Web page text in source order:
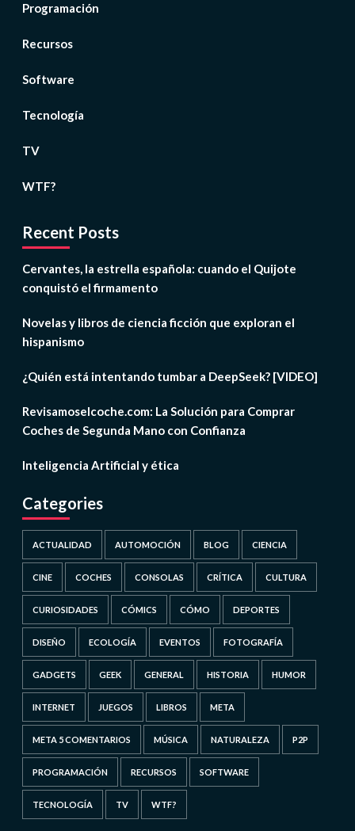
Programación
Recursos
Software
Tecnología
TV
WTF?
Recent Posts
Cervantes, la estrella española: cuando el Quijote
conquistó el firmamento
Novelas y libros de ciencia ficción que exploran el
hispanismo
¿Quién está intentando tumbar a DeepSeek? [VIDEO]
Revisamoselcoche.com: La Solución para Comprar
Coches de Segunda Mano con Confianza
Inteligencia Artificial y ética
Categories
ACTUALIDAD AUTOMOCIÓN BLOG CIENCIA
CINE COCHES CONSOLAS CRÍTICA CULTURA
CURIOSIDADES CÓMICS CÓMO DEPORTES
DISEÑO ECOLOGÍA EVENTOS FOTOGRAFÍA
GADGETS GEEK GENERAL HISTORIA HUMOR
INTERNET JUEGOS LIBROS META
META 5 COMENTARIOS MÚSICA NATURALEZA P2P
PROGRAMACIÓN RECURSOS SOFTWARE
TECNOLOGÍA TV WTF?